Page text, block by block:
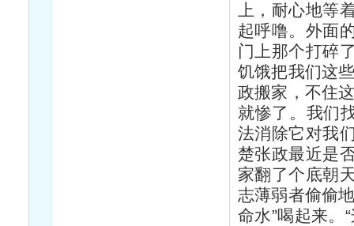
上，耐心地等
起呼噜。外面
门上那个打碎
饥饿把我们这
政搬家，不住
就惨了。我们
法消除它对我
楚张政最近是
家翻了个底朝
志薄弱者偷偷
命水”喝起来。